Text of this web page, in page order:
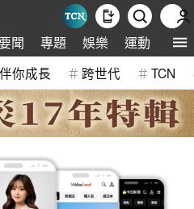
聞 專題 娛樂 運動 全球
你成長 跨世代 TCN